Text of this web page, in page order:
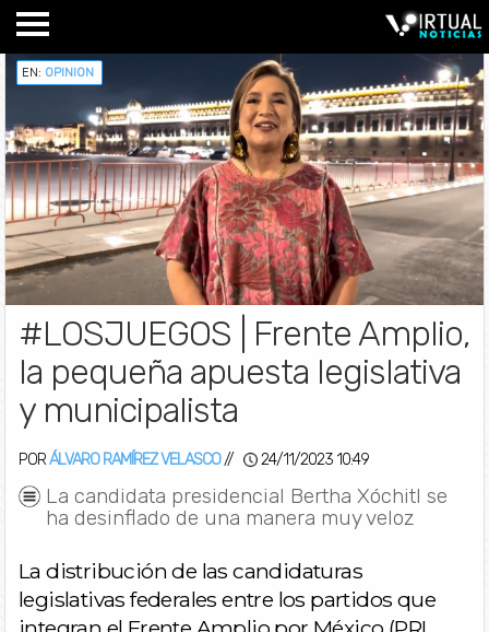
EN: OPINION
#LOSJUEGOS | Frente Amplio,
la pequeña apuesta legislativa
y municipalista
PORÁLVARO RAMÍREZ VELASCO// 24/11/2023 10:49
La candidata presidencial Bertha Xóchitl se
ha desinflado de una manera muy veloz
La distribución de las candidaturas
legislativas federales entre los partidos que